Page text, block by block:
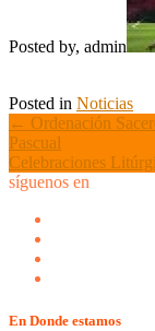
Posted by, admin
Posted in Noticias
Post
navigation
← Ordenación
Pascual
Celebraciones
síguenos en
En Donde estamos